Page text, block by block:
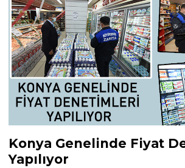
Konya Genelinde Fiyat
Yapılıyor